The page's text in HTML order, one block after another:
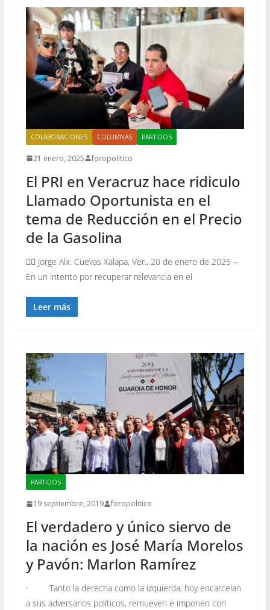
COLABORACIONES COLUMNAS PARTIDOS
21 enero, 2025 foropolitico
El PRI en Veracruz hace ridiculo
Llamado Oportunista en el
tema de Reducción en el Precio
de la Gasolina
✍🏻 Jorge Alx. Cuevas Xalapa, Ver., 20 de enero de 2025 –
En un intento por recuperar relevancia en el
Leer más
PARTIDOS
19 septiembre, 2019 foropolitico
El verdadero y único siervo de
la nación es José María Morelos
y Pavón: Marlon Ramírez
· Tanto la derecha como la izquierda, hoy encarcelan
a sus adversarios políticos, remueven e imponen con